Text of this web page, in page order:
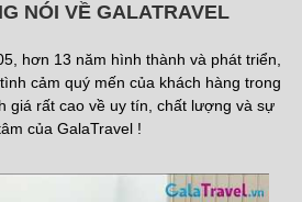
NÓI VỀ GALATRAVEL
hơn 13 năm hình thành và phát triển,
cảm quý mến của khách hàng trong
giá rất cao về uy tín, chất lượng và sự
của GalaTravel !